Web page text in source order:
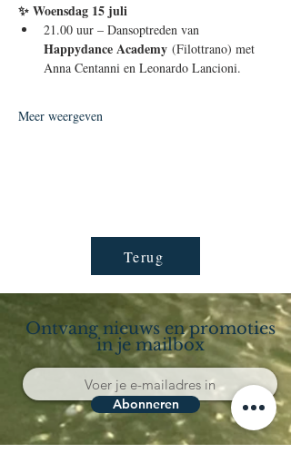
✨ Woensdag 15 juli
21.00 uur – Dansoptreden van
Happydance Academy (Filottrano) met
Anna Centanni en Leonardo Lancioni.
Meer weergeven
Terug
Ontvang nieuws en promoties
in je mailbox
Abonneren